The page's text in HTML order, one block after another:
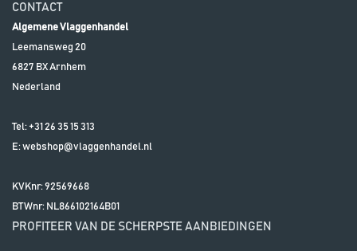
CONTACT
Algemene Vlaggenhandel
Leemansweg 20
6827 BXArnhem
Nederland
Tel: +31 26 35 15 313
E:webshop@vlaggenhandel.nl
KVKnr: 92569668
BTWnr: NL866102164B01
PROFITEER VAN DE SCHERPSTE AANBIEDINGEN